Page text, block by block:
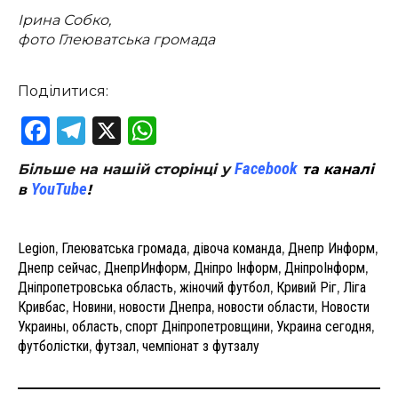
Ірина Собко,
фото Глеюватська громада
Поділитися:
Facebook
Telegram
X
Більше на нашій сторінці уFacebook та каналі
в YouTube!
Legion, Глеюватська громада, дівоча команда, Днепр Информ,
Днепр сейчас, ДнепрИнформ, Дніпро Інформ, ДніпроІнформ,
Дніпропетровська область, жіночий футбол, Кривий Ріг, Ліга
Кривбас, Новини, новости Днепра, новости области, Новости
Украины, область, спорт Дніпропетровщини, Украина сегодня,
футболістки, футзал, чемпіонат з футзалу